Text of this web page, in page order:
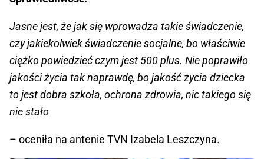
Jasne jest, że jak się wprowadza takie świadczenie,
czy jakiekolwiek świadczenie socjalne, bo właściwie
ciężko powiedzieć czym jest 500 plus. Nie poprawiło
jakości życia tak naprawdę, bo jakość życia dziecka
to jest dobra szkoła, ochrona zdrowia, nic takiego się
nie stało
– oceniła na antenie TVN Izabela Leszczyna.